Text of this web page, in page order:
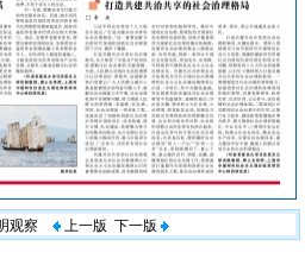
观察 上一版 下一版